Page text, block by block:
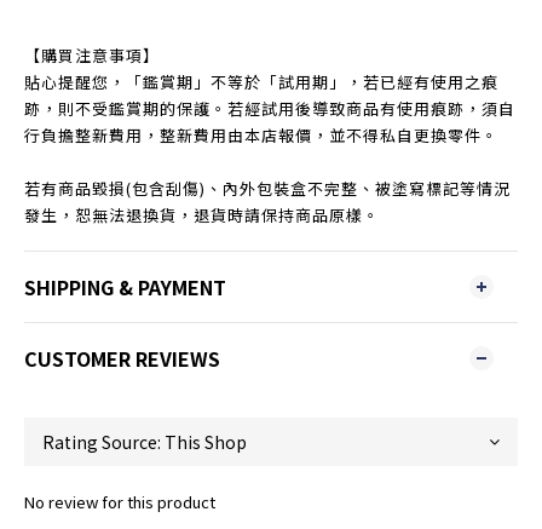
【購買注意事項】
貼心提醒您，「鑑賞期」不等於「試用期」，若已經有使用之痕
跡，則不受鑑賞期的保護。若經試用後導致商品有使用痕跡，須自
行負擔整新費用，整新費用由本店報價，並不得私自更換零件。
若有商品毀損(包含刮傷)、內外包裝盒不完整、被塗寫標記等情況
發生，恕無法退換貨，退貨時請保持商品原樣。
SHIPPING & PAYMENT
CUSTOMER REVIEWS
No review for this product